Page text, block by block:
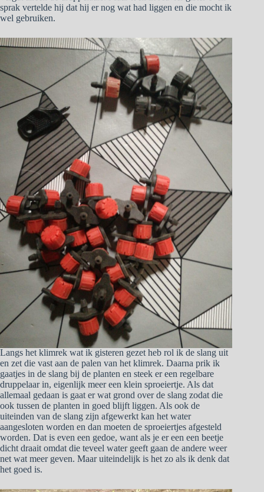
sprak vertelde hij dat hij er nog wat had liggen en die mocht ik
wel gebruiken.
Langs het klimrek wat ik gisteren gezet heb rol ik de slang uit
en zet die vast aan de palen van het klimrek. Daarna prik ik
gaatjes in de slang bij de planten en steek er een regelbare
druppelaar in, eigenlijk meer een klein sproeiertje. Als dat
allemaal gedaan is gaat er wat grond over de slang zodat die
ook tussen de planten in goed blijft liggen. Als ook de
uiteinden van de slang zijn afgewerkt kan het water
aangesloten worden en dan moeten de sproeiertjes afgesteld
worden. Dat is even een gedoe, want als je er een een beetje
dicht draait omdat die teveel water geeft gaan de andere weer
net wat meer geven. Maar uiteindelijk is het zo als ik denk dat
het goed is.